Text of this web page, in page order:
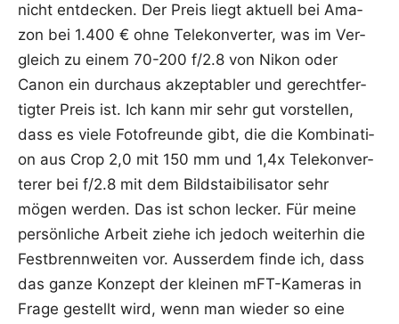
nicht ent­de­cken. Der Preis liegt aktu­ell bei Ama­
zon bei 1.400 € ohne Tele­kon­ver­ter, was im Ver­
gleich zu einem 70-200 f/2.8 von Nikon oder
Canon ein durch­aus akzep­ta­bler und gerecht­fer­
tig­ter Preis ist. Ich kann mir sehr gut vor­stel­len,
dass es vie­le Foto­freun­de gibt, die die Kom­bi­na­ti­
on aus Crop 2,0 mit 150 mm und 1,4x Tele­kon­ver­
te­rer bei f/2.8 mit dem Bild­s­tai­bi­li­sa­tor sehr
mögen wer­den. Das ist schon lecker. Für mei­ne
per­sön­li­che Arbeit zie­he ich jedoch wei­ter­hin die
Fest­brenn­wei­ten vor. Aus­ser­dem fin­de ich, dass
das gan­ze Kon­zept der klei­nen mFT-Kame­ras in
Fra­ge gestellt wird, wenn man wie­der so eine